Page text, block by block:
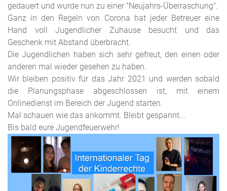
gedauert und wurde nun zu einer "Neujahrs-Überraschung".
Ganz in den Regeln von Corona hat jeder Betreuer eine
Hand voll Jugendlicher Zuhause besucht und das
Geschenk mit Abstand überbracht.
Die Jugendlichen haben sich sehr gefreut, den einen oder
anderen mal wieder gesehen zu haben.
Wir bleiben positiv für das Jahr 2021 und werden sobald
die Planungsphase abgeschlossen ist, mit einem
Onlinedienst im Bereich der Jugend starten.
Mal schauen wie das ankommt. Bleibt gespannt...
Bis bald eure Jugendfeuerwehr!